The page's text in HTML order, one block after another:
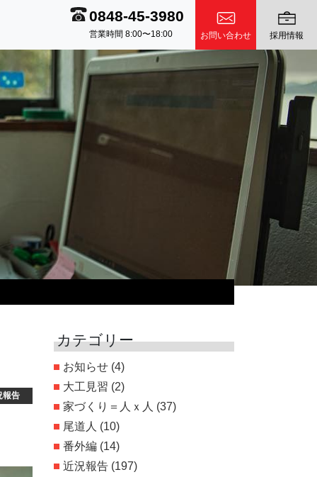
0848-45-3980
営業時間 8:00〜18:00 お問い合わせ 採用情報
報告
カテゴリー
お知らせ (4)
大工見習 (2)
家づくり＝人ｘ人 (37)
尾道人 (10)
番外編 (14)
近況報告 (197)